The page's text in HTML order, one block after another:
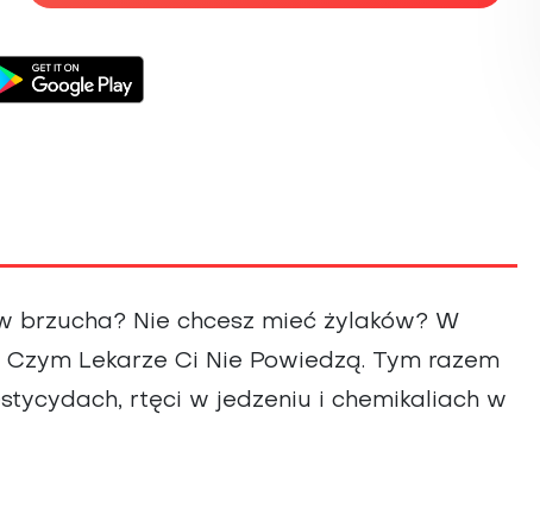
Nowotwory
brzucha? Nie chcesz mieć żylaków? W
Lekarze Ci Nie Powiedzą. Tym razem
rtęci w jedzeniu i chemikaliach w